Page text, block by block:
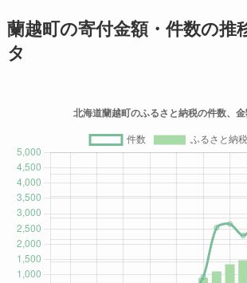
蘭越町の寄付金額・件数の推
タ